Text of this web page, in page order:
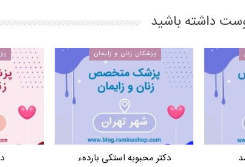
داشته باشید
پزشکان زنان و زایمان
دکتر محبوبه استکی باردهء